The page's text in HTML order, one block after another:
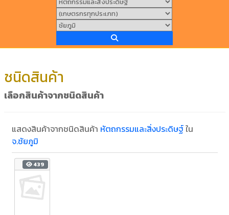
ชนิดสินค้า
เลือกสินค้าจากชนิดสินค้า
แสดงสินค้าจากชนิดสินค้า หัตถกรรมและสิ่งประดิษฐ์ใน
จ.ชัยภูมิ
439